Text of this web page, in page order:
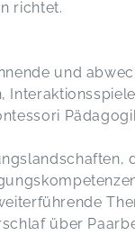
richtet.
und
über